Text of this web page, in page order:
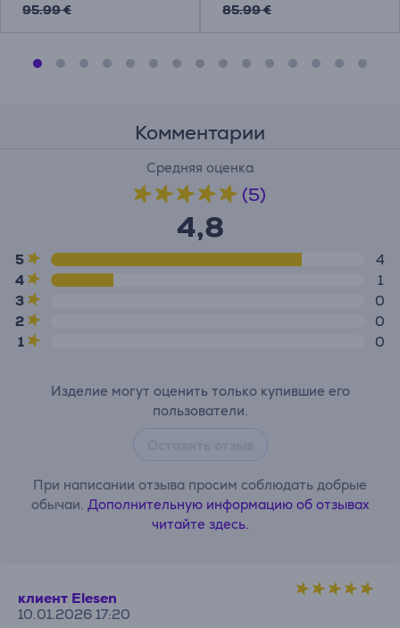
95.99 € 85.99 €
Комментарии
Средняя оценка
(5)
4,8
5
4
4
1
3
0
2
0
1
0
Изделие могут оценить только купившие его
пользователи.
При написании отзыва просим соблюдать добрые
обычаи. Дополнительную информацию об отзывах
читайте здесь.
клиент Elesen
10.01.2026 17:20